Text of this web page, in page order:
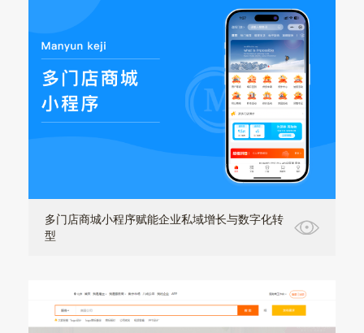
多门店商城小程序赋能企业私域增长与数字化转
型